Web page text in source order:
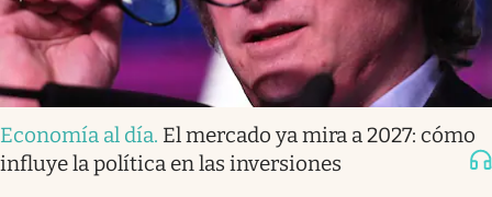
Economía al día. El mercado ya mira a 2027: cómo
influye la política en las inversiones